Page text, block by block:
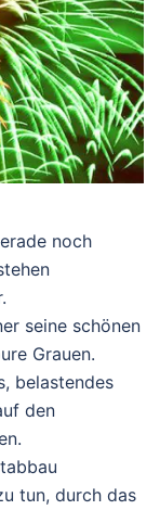
noch
seine schönen
Grauen.
belastendes
den
tun, durch das